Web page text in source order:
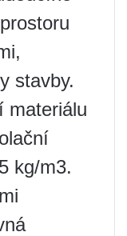
stavby.
materiálu
kg/m3.